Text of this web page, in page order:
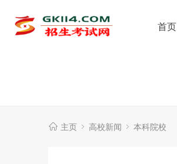
首页
主页 高校新闻 本科院校